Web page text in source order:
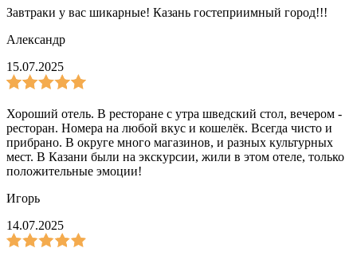
Завтраки у вас шикарные! Казань гостеприимный город!!!
Александр
15.07.2025
Хороший отель. В ресторане с утра шведский стол, вечером -
ресторан. Номера на любой вкус и кошелёк. Всегда чисто и
прибрано. В округе много магазинов, и разных культурных
мест. В Казани были на экскурсии, жили в этом отеле, только
положительные эмоции!
Игорь
14.07.2025